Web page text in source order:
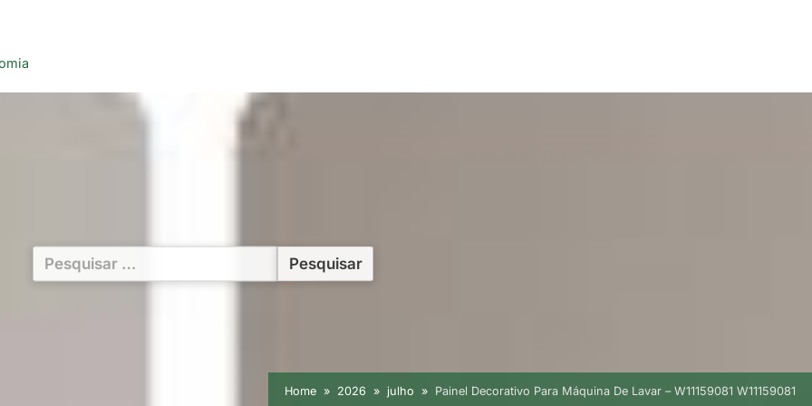
Pesquisar
por:
Home 2026 julho Painel Decorativo Para Máquina De Lavar – W11159081 W11159081